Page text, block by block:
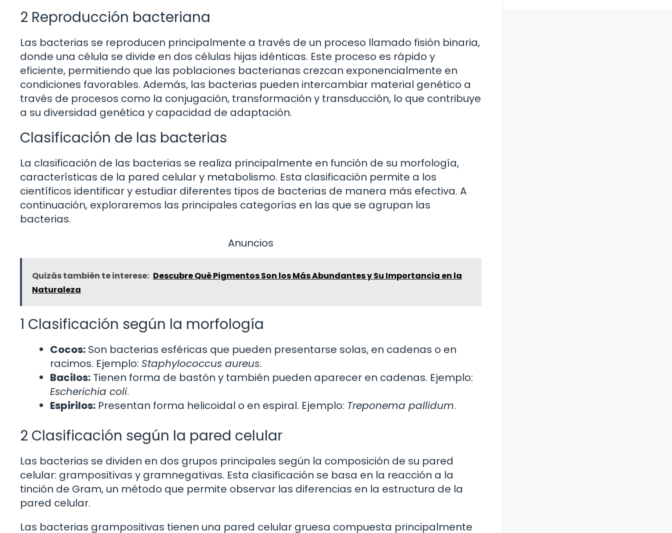
2 Reproducción bacteriana
Las bacterias se reproducen principalmente a través de un proceso llamado fisión binaria,
donde una célula se divide en dos células hijas idénticas. Este proceso es rápido y
eficiente, permitiendo que las poblaciones bacterianas crezcan exponencialmente en
condiciones favorables. Además, las bacterias pueden intercambiar material genético a
través de procesos como la conjugación, transformación y transducción, lo que contribuye
a su diversidad genética y capacidad de adaptación.
Clasificación de las bacterias
La clasificación de las bacterias se realiza principalmente en función de su morfología,
características de la pared celular y metabolismo. Esta clasificación permite a los
científicos identificar y estudiar diferentes tipos de bacterias de manera más efectiva. A
continuación, exploraremos las principales categorías en las que se agrupan las
bacterias.
Anuncios
Quizás también te interese: Descubre Qué Pigmentos Son los Más Abundantes y Su Importancia en la
Naturaleza
1 Clasificación según la morfología
Cocos: Son bacterias esféricas que pueden presentarse solas, en cadenas o en
racimos. Ejemplo: Staphylococcus aureus.
Bacilos: Tienen forma de bastón y también pueden aparecer en cadenas. Ejemplo:
Escherichia coli.
Espirilos: Presentan forma helicoidal o en espiral. Ejemplo: Treponema pallidum.
2 Clasificación según la pared celular
Las bacterias se dividen en dos grupos principales según la composición de su pared
celular: grampositivas y gramnegativas. Esta clasificación se basa en la reacción a la
tinción de Gram, un método que permite observar las diferencias en la estructura de la
pared celular.
Las bacterias grampositivas tienen una pared celular gruesa compuesta principalmente